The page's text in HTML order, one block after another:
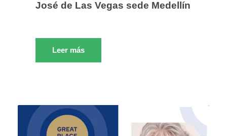
José de Las Vegas sede Medellín
Leer más